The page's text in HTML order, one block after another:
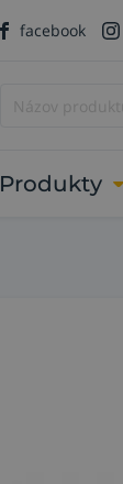
facebook
Produkty